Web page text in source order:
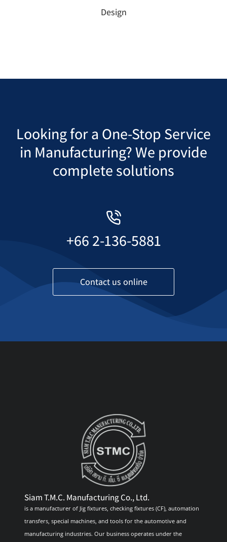
Design
Looking for a One-Stop Service
in Manufacturing? We provide
complete solutions
+66 2-136-5881
Contact us online
Siam T.M.C. Manufacturing Co., Ltd.
is a manufacturer of Jig fixtures, checking fixtures (CF), automation
transfers, special machines, and tools for the automotive and
manufacturing industries. Our business operates under the